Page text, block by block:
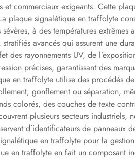
commerciaux exigeants. Cette
plaque signalétique en traffolyte
à des températures extrêmes
avancés qui assurent une
des rayonnements UV, de
précises, garantissant des
en traffolyte utilise des procédés
gonflement ou séparation,
colorés, des couches de texte
plusieurs secteurs industriels,
d’identificateurs de panneaux
en traffolyte pour la
en traffolyte en fait un composant